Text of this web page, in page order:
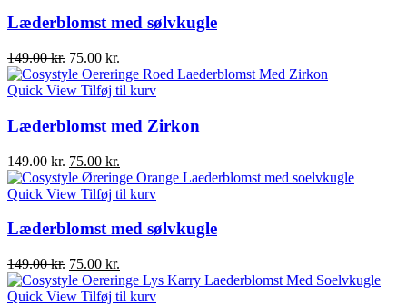
Læderblomst med sølvkugle
149.00kr. Den
oprindelige
pris
149.00 kr..
75.00 kr.
aktuelle
pris
75.00 kr..
Quick View Tilføj til kurv
Læderblomst med Zirkon
149.00kr. Den
oprindelige
pris
149.00 kr..
75.00 kr.
aktuelle
pris
75.00 kr..
Quick View Tilføj til kurv
Læderblomst med sølvkugle
149.00kr. Den
oprindelige
pris
75.00 kr.
aktuelle
pris
Quick View Tilføj til kurv